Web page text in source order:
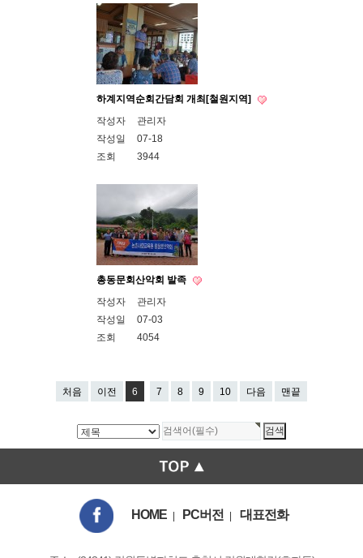
하계지역순회간담회 개최[철원지역]
작성자
관리자
작성일
07-18
조회
3944
총동문회산악회 발족
작성자
관리자
작성일
07-03
조회
4054
처음 이전 6 7 8 9 10 다음 맨끝
HOME PC버전 대표전화